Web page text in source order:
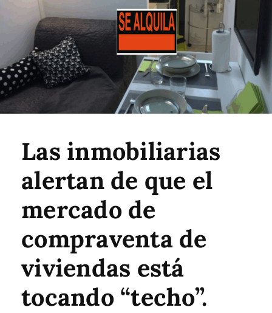
Las inmobiliarias
alertan de que el
mercado de
compraventa de
viviendas está
tocando “techo”.